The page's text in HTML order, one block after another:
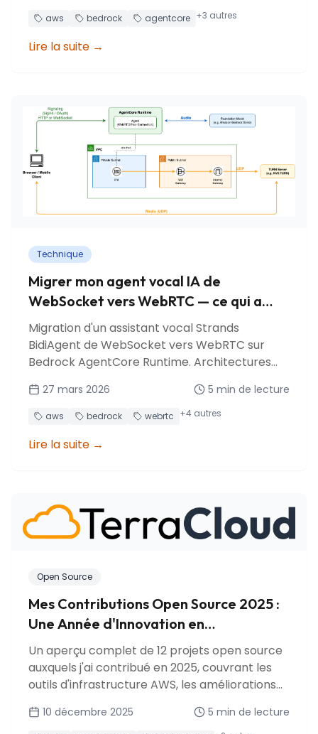
aws bedrock agentcore +3 autres
Lire la suite →
Technique
Migrer mon agent vocal IA de
WebSocket vers WebRTC — ce qui a
cassé et ce que j'ai appris
Migration d'un assistant vocal Strands
BidiAgent de WebSocket vers WebRTC sur
Bedrock AgentCore Runtime. Architectures
session et leçons apprises.
27 mars 2026 5 min de lecture
aws bedrock webrtc +4 autres
Lire la suite →
Open Source
Mes Contributions Open Source 2025 :
Une Année d'Innovation en
Infrastructure AWS
Un aperçu complet de 12 projets open source
auxquels j'ai contribué en 2025, couvrant les
outils d'infrastructure AWS, les améliorations
développement.
10 décembre 2025 5 min de lecture